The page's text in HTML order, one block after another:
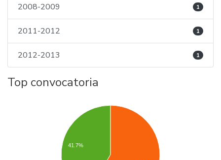
2008-2009 1
2011-2012 1
2012-2013 1
Top convocatoria
41.7%